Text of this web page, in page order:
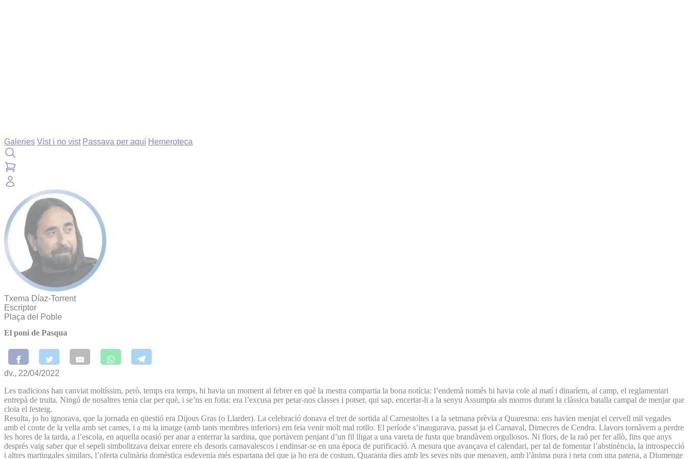
Galeries Vist i no vist Passava per aquí Hemeroteca
Txema Díaz-Torrent
Escriptor
Plaça del Poble
El poni de Pasqua
dv., 22/04/2022
Les tradicions han canviat moltíssim, però, temps era temps, hi havia un moment al febrer en què la mestra compartia la bona notícia: l’endemà només hi havia cole al matí i dinaríem, al camp, el reglamentari
entrepà de truita. Ningú de nosaltres tenia clar per què, i se’ns en fotia: era l’excusa per petar-nos classes i potser, qui sap, encertar-li a la senyu Assumpta als morros durant la clàssica batalla campal de menjar que
cloïa el festeig.
Resulta, jo ho ignorava, que la jornada en qüestió era Dijous Gras (o Llarder). La celebració donava el tret de sortida al Carnestoltes i a la setmana prèvia a Quaresma: ens havien menjat el cervell mil vegades
amb el conte de la vella amb set cames, i a mi la imatge (amb tants membres inferiors) em feia venir molt mal rotllo. El període s’inaugurava, passat ja el Carnaval, Dimecres de Cendra. Llavors tornàvem a perdre
les hores de la tarda, a l’escola, en aquella ocasió per anar a enterrar la sardina, que portàvem penjant d’un fil lligat a una vareta de fusta que brandàvem orgullosos. Ni flors, de la raó per fer allò, fins que anys
després vaig saber que el sepeli simbolitzava deixar enrere els desoris carnavalescos i endinsar-se en una època de purificació. A mesura que avançava el calendari, per tal de fomentar l’abstinència, la introspecció
i altres martingales similars, l’oferta culinària domèstica esdevenia més espartana del que ja ho era de costum. Quaranta dies amb les seves nits que menaven, amb l’ànima pura i neta com una patena, a Diumenge